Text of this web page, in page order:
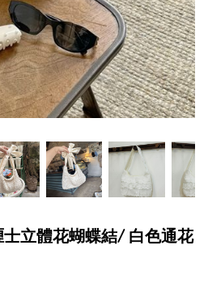
士立體花蝴蝶結/ 白色通花